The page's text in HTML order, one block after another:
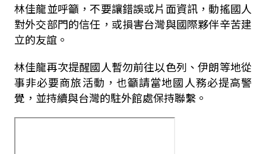
林佳龍並呼籲，不要讓錯誤或片面資訊，動搖國人
對外交部門的信任，或損害台灣與國際夥伴辛苦建
立的友誼。
林佳龍再次提醒國人暫勿前往以色列、伊朗等地從
事非必要商旅活動，也籲請當地國人務必提高警
覺，並持續與台灣的駐外館處保持聯繫。